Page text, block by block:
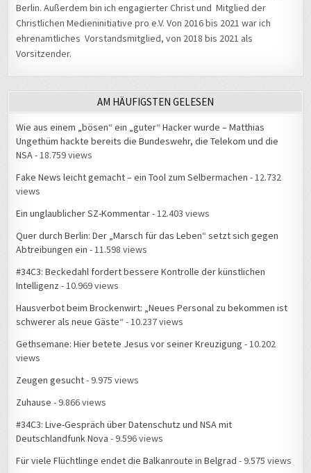
Berlin. Außerdem bin ich engagierter Christ und Mitglied der
Christlichen Medieninitiative pro e.V. Von 2016 bis 2021 war ich
ehrenamtliches Vorstandsmitglied, von 2018 bis 2021 als
Vorsitzender.
AM HÄUFIGSTEN GELESEN
Wie aus einem „bösen“ ein „guter“ Hacker wurde – Matthias
Ungethüm hackte bereits die Bundeswehr, die Telekom und die
NSA- 18.759 views
Fake News leicht gemacht – ein Tool zum Selbermachen - 12.732
views
Ein unglaublicher SZ-Kommentar- 12.403 views
Quer durch Berlin: Der „Marsch für das Leben“ setzt sich gegen
Abtreibungen ein - 11.598 views
#34C3: Beckedahl fordert bessere Kontrolle der künstlichen
Intelligenz - 10.969 views
Hausverbot beim Brockenwirt: „Neues Personal zu bekommen ist
schwerer als neue Gäste“ - 10.237 views
Gethsemane: Hier betete Jesus vor seiner Kreuzigung - 10.202
views
Zeugen gesucht- 9.975 views
Zuhause - 9.866 views
#34C3: Live-Gespräch über Datenschutz und NSA mit
Deutschlandfunk Nova - 9.596 views
Für viele Flüchtlinge endet die Balkanroute in Belgrad - 9.575 views